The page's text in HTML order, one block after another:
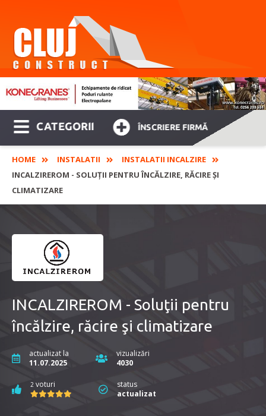
CATEGORII ÎNSCRIERE FIRMĂ
HOME INSTALATII
INSTALATII INCALZIRE
INCALZIREROM - SOLUŢII PENTRU ÎNCĂLZIRE, RĂCIRE ŞI
CLIMATIZARE
INCALZIREROM - Soluţii pentru
încălzire, răcire şi climatizare
actualizat la
11.07.2025
vizualizări
4030
2 voturi
status
actualizat